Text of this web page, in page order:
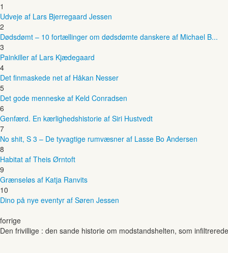
1
Udveje af Lars Bjerregaard Jessen
2
Dødsdømt – 10 fortællinger om dødsdømte danskere af Michael B...
3
Painkiller af Lars Kjædegaard
4
Det finmaskede net af Håkan Nesser
5
Det gode menneske af Keld Conradsen
6
Genfærd. En kærlighedshistorie af Siri Hustvedt
7
No shit, S 3 – De tyvagtige rumvæsner af Lasse Bo Andersen
8
Habitat af Theis Ørntoft
9
Grænseløs af Katja Ranvits
10
Dino på nye eventyr af Søren Jessen
forrige
Den frivillige : den sande historie om modstandshelten, som